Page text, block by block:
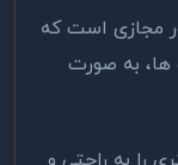
مجازی است که
ها، به صورت